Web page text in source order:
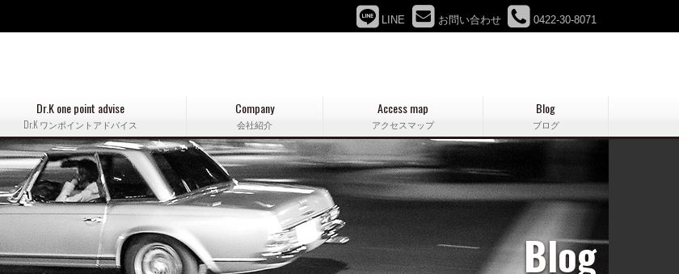
LINE お問い合わせ 0422-30-8071
Dr.K one point advise
Dr.K ワンポイントアドバイス
Company
会社紹介
Access map
アクセスマップ
Blog
ブログ
Blog